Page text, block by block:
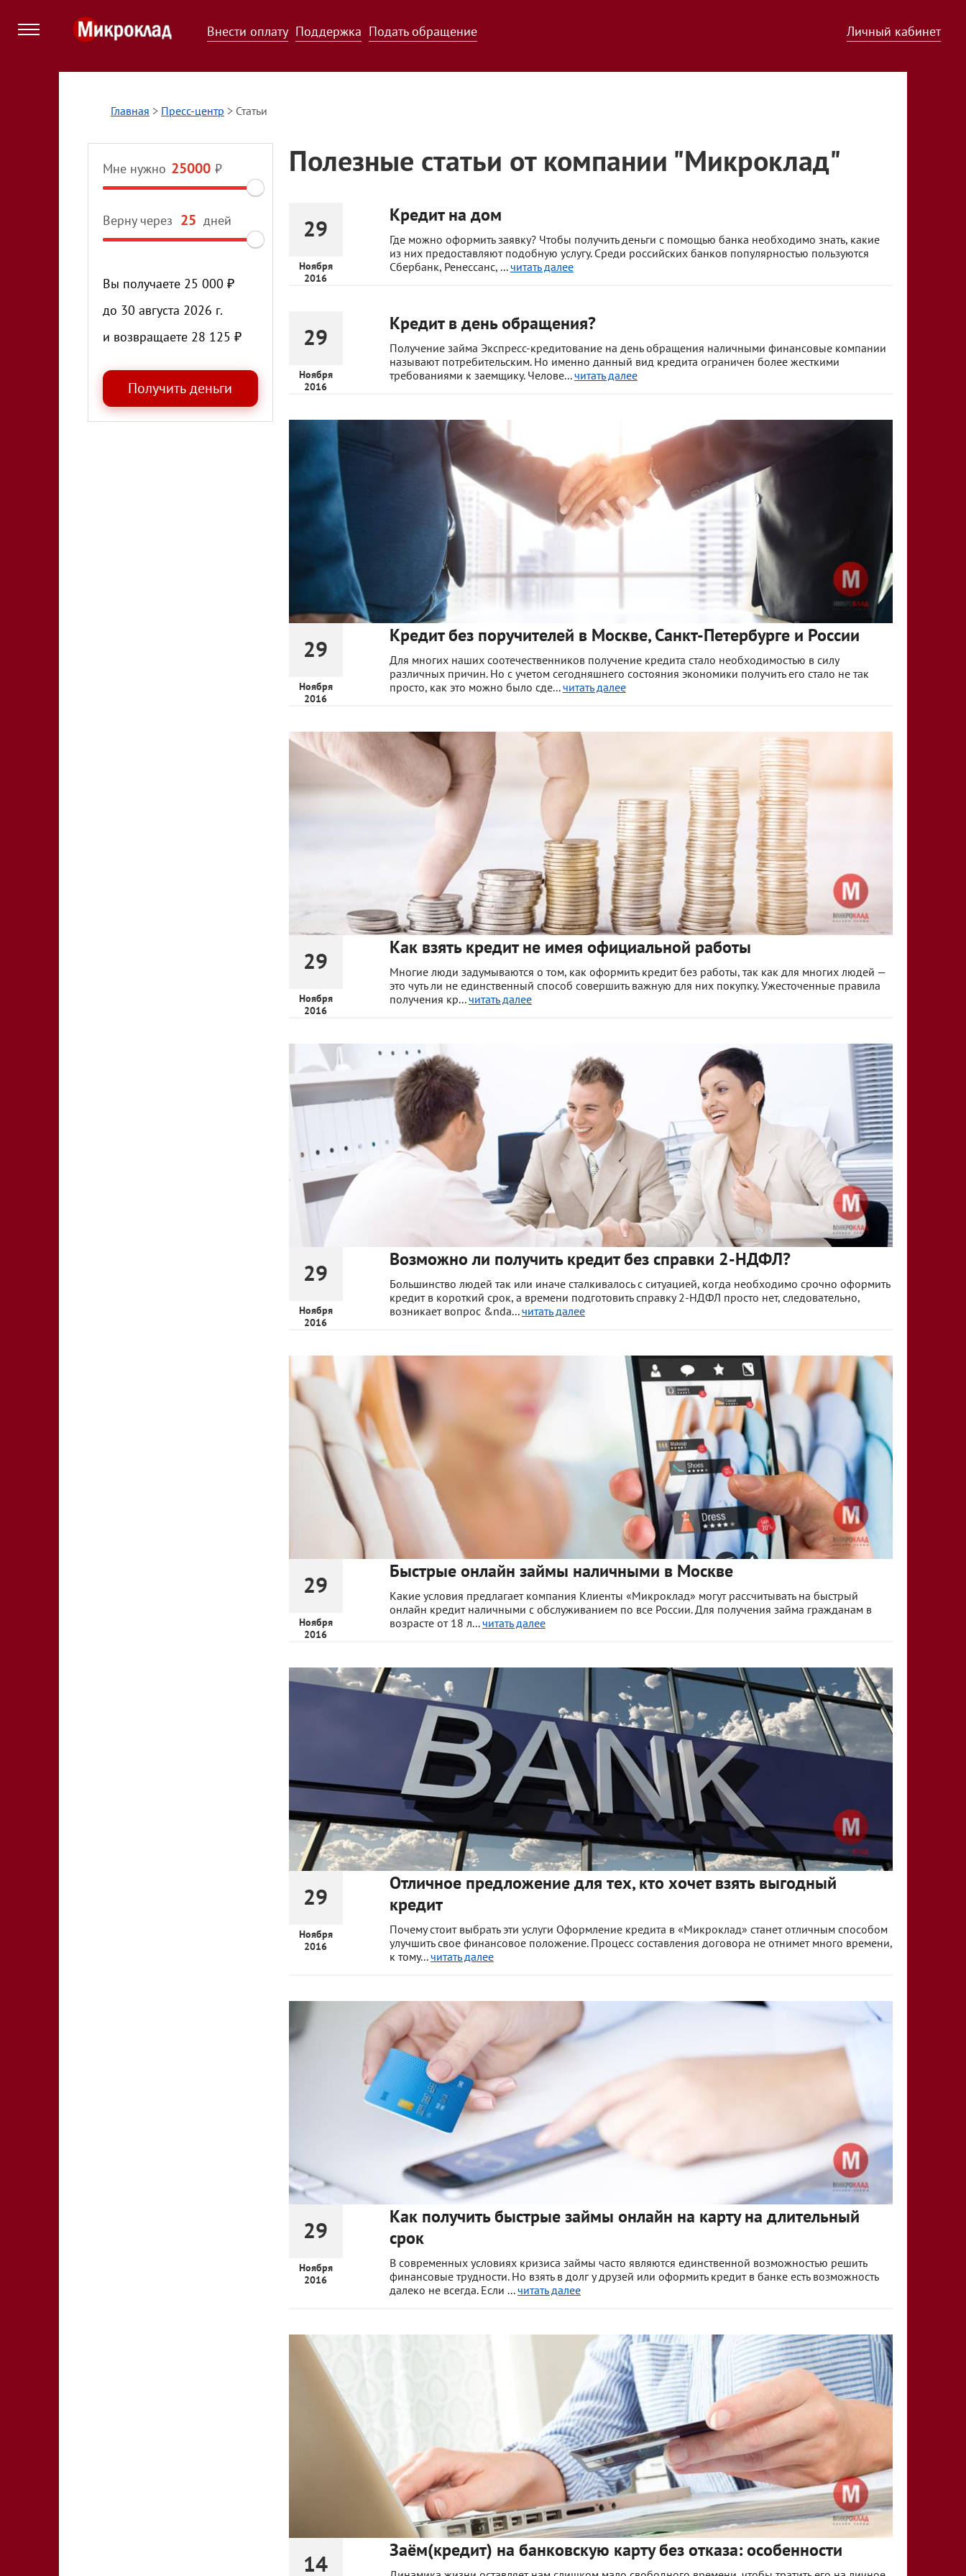
Внести оплату Поддержка Подать обращение Личный кабинет
Главная > Пресс-центр > Статьи
Мне нужно ₽
Верну через дней
Вы получаете 25 000 ₽
до 30 августа 2026 г.
и возвращаете 28 125 ₽
Полезные статьи от компании "Микроклад"
29
Ноября
2016
Кредит на дом
Где можно оформить заявку? Чтобы получить деньги с помощью банка необходимо знать, какие
из них предоставляют подобную услугу. Среди российских банков популярностью пользуются
Сбербанк, Ренессанс, ...читать далее
29
Ноября
2016
Кредит в день обращения?
Получение займа Экспресс-кредитование на день обращения наличными финансовые компании
называют потребительским. Но именно данный вид кредита ограничен более жесткими
требованиями к заемщику. Челове...читать далее
29
Ноября
2016
Кредит без поручителей в Москве, Санкт-Петербурге и России
Для многих наших соотечественников получение кредита стало необходимостью в силу
различных причин. Но с учетом сегодняшнего состояния экономики получить его стало не так
просто, как это можно было сде...читать далее
29
Ноября
2016
Как взять кредит не имея официальной работы
Многие люди задумываются о том, как оформить кредит без работы, так как для многих людей —
это чуть ли не единственный способ совершить важную для них покупку. Ужесточенные правила
получения кр...читать далее
29
Ноября
2016
Возможно ли получить кредит без справки 2-НДФЛ?
Большинство людей так или иначе сталкивалось с ситуацией, когда необходимо срочно оформить
кредит в короткий срок, а времени подготовить справку 2-НДФЛ просто нет, следовательно,
возникает вопрос &nda...читать далее
29
Ноября
2016
Быстрые онлайн займы наличными в Москве
Какие условия предлагает компания Клиенты «Микроклад» могут рассчитывать на быстрый
онлайн кредит наличными с обслуживанием по все России. Для получения займа гражданам в
возрасте от 18 л...читать далее
29
Ноября
2016
Отличное предложение для тех, кто хочет взять выгодный
кредит
Почему стоит выбрать эти услуги Оформление кредита в «Микроклад» станет отличным способом
улучшить свое финансовое положение. Процесс составления договора не отнимет много времени,
к тому...читать далее
29
Ноября
2016
Как получить быстрые займы онлайн на карту на длительный
срок
В современных условиях кризиса займы часто являются единственной возможностью решить
финансовые трудности. Но взять в долг у друзей или оформить кредит в банке есть возможность
далеко не всегда. Если ...читать далее
14 Заём(кредит) на банковскую карту без отказа: особенности